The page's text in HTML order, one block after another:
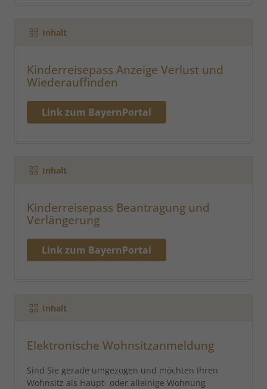
Inhalt
Kinderreisepass Anzeige Verlust und
Wiederauffinden
Link zum BayernPortal
Inhalt
Kinderreisepass Beantragung und
Verlängerung
Link zum BayernPortal
Inhalt
Elektronische Wohnsitzanmeldung
Sind Sie gerade umgezogen und möchten Ihren
Wohnsitz als Haupt- oder alleinige Wohnung